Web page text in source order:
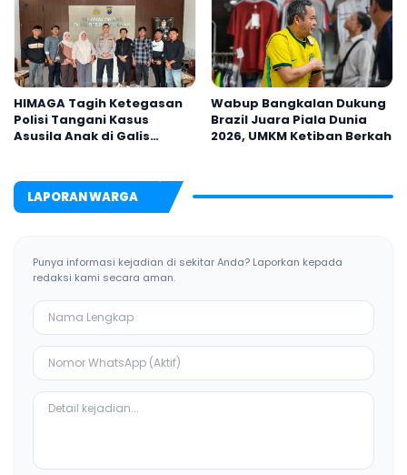
HIMAGA Tagih Ketegasan
Polisi Tangani Kasus
Asusila Anak di Galis
Wabup Bangkalan Dukung
Brazil Juara Piala Dunia
2026, UMKM Ketiban Berkah
LAPORAN WARGA
Punya informasi kejadian di sekitar Anda? Laporkan kepada
redaksi kami secara aman.